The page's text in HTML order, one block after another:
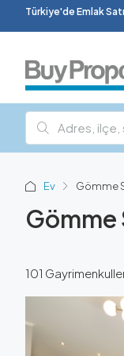
Türkiye'de Emlak
Ev Gömme
Gömme
101